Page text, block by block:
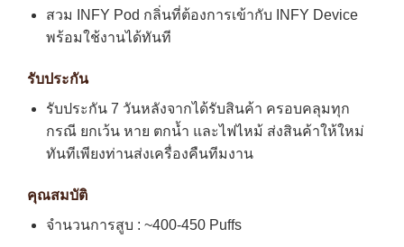
สวม INFY Pod กลิ่นที่ต้องการเข้ากับ INFY Device
พร้อมใช้งานได้ทันที
รับประกัน
รับประกัน 7 วันหลังจากได้รับสินค้า ครอบคลุมทุก
กรณี ยกเว้น หาย ตกน้ำ และไฟไหม้ ส่งสินค้าให้ใหม่
ทันทีเพียงท่านส่งเครื่องคืนทีมงาน
คุณสมบัติ
จำนวนการสูบ : ~400-450 Puffs